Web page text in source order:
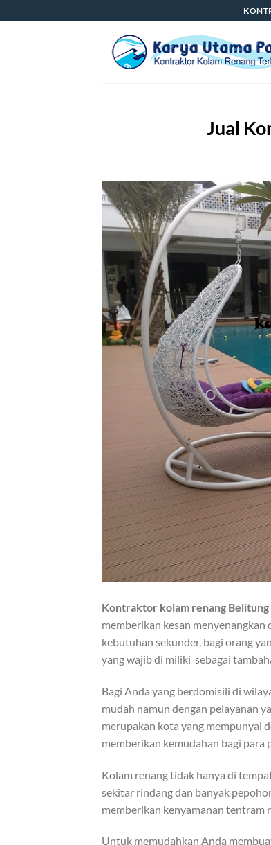
to
Jual
Kontraktor kolam renang Belitung
memberikan kesan menyenangkan
kebutuhan sekunder, bagi orang
yang wajib di miliki sebagai
Bagi Anda yang berdomisili di
mudah namun dengan pelayanan
merupakan kota yang mempunyai
memberikan kemudahan bagi para
Kolam renang tidak hanya di
sekitar rindang dan banyak
memberikan kenyamanan tentram
Untuk memudahkan Anda